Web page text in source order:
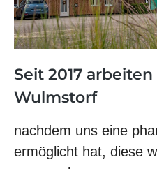
Seit 2017
Wulmstorf
nachdem uns eine
ermöglicht hat, diese